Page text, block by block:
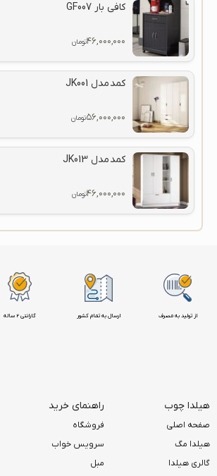
کافی بار GF007
۴۶,۰۰۰,۰۰۰تومان
کمد مدل JK001
۵۶,۰۰۰,۰۰۰تومان
کمد مدل JK013
۴۶,۰۰۰,۰۰۰تومان
گارانتی 2 ساله ارسال به تمام کشور از تولید به مصرف
هیلدا چوب
صفحه اصلی
هیلدا مگ
گالری هیلدا
راهنمای خرید
فروشگاه
سرویس خواب
مبل